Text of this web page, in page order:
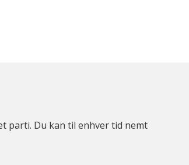
parti. Du kan til enhver tid nemt